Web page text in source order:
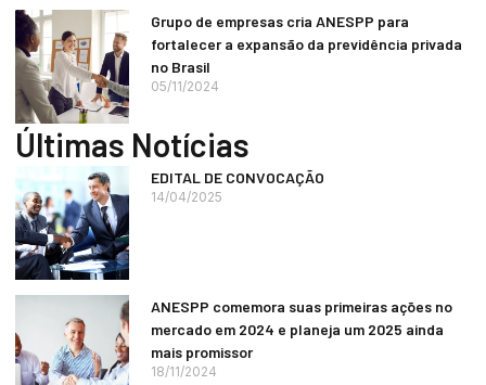
Grupo de empresas cria ANESPP para
fortalecer a expansão da previdência privada
no Brasil
05/11/2024
Últimas Notícias
EDITAL DE CONVOCAÇÃO
14/04/2025
ANESPP comemora suas primeiras ações no
mercado em 2024 e planeja um 2025 ainda
mais promissor
18/11/2024